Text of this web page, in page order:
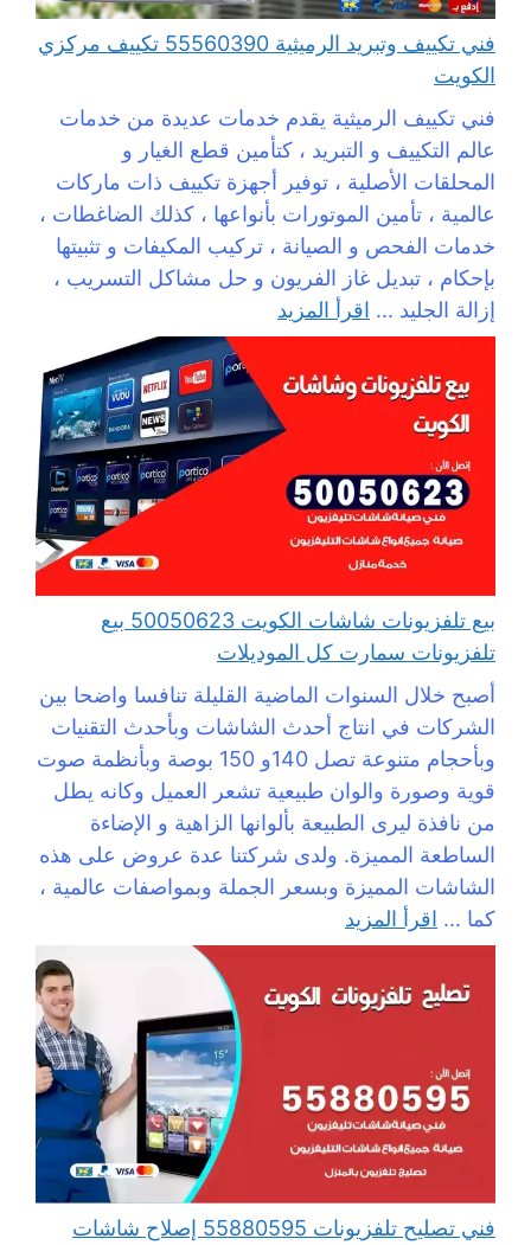
فني تكييف وتبريد الرميثية 55560390 تكييف مركزي
الكويت
فني تكييف الرميثية يقدم خدمات عديدة من خدمات
عالم التكييف و التبريد ، كتأمين قطع الغيار و
المحلقات الأصلية ، توفير أجهزة تكييف ذات ماركات
عالمية ، تأمين الموتورات بأنواعها ، كذلك الضاغطات ،
خدمات الفحص و الصيانة ، تركيب المكيفات و تثبيتها
بإحكام ، تبديل غاز الفريون و حل مشاكل التسريب ،
إزالة الجليد ... اقرأ المزيد
بيع تلفزيونات شاشات الكويت 50050623 بيع
تلفزيونات سمارت كل الموديلات
أصبح خلال السنوات الماضية القليلة تنافسا واضحا بين
الشركات في انتاج أحدث الشاشات وبأحدث التقنيات
وبأحجام متنوعة تصل 140و 150 بوصة وبأنظمة صوت
قوية وصورة والوان طبيعية تشعر العميل وكانه يطل
من نافذة ليرى الطبيعة بألوانها الزاهية و الإضاءة
الساطعة المميزة. ولدى شركتنا عدة عروض على هذه
الشاشات المميزة وبسعر الجملة وبمواصفات عالمية ،
كما ... اقرأ المزيد
فني تصليح تلفزيونات 55880595 إصلاح شاشات